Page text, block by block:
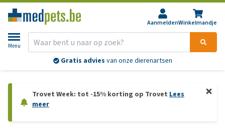
AanmeldenWinkelmandje
Menu
Gratis advies van onze dierenartsen
Trovet Week: tot -15% korting op Trovet Lees
meer